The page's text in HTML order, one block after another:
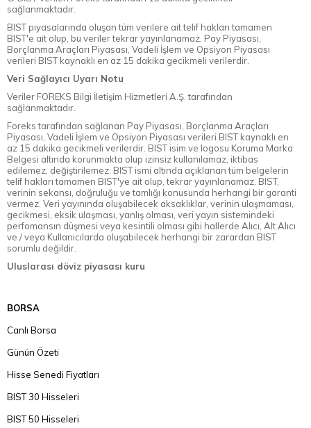
sağlanmaktadır.
BIST piyasalarında oluşan tüm verilere ait telif hakları tamamen
BIST'e ait olup, bu veriler tekrar yayınlanamaz. Pay Piyasası,
Borçlanma Araçları Piyasası, Vadeli İşlem ve Opsiyon Piyasası
verileri BIST kaynaklı en az 15 dakika gecikmeli verilerdir.
Veri Sağlayıcı Uyarı Notu
Veriler FOREKS Bilgi İletişim Hizmetleri A.Ş. tarafından
sağlanmaktadır.
Foreks tarafından sağlanan Pay Piyasası, Borçlanma Araçları
Piyasası, Vadeli İşlem ve Opsiyon Piyasası verileri BIST kaynaklı en
az 15 dakika gecikmeli verilerdir. BIST isim ve logosu Koruma Marka
Belgesi altında korunmakta olup izinsiz kullanılamaz, iktibas
edilemez, değiştirilemez. BIST ismi altında açıklanan tüm belgelerin
telif hakları tamamen BIST'ye ait olup, tekrar yayınlanamaz. BIST,
verinin sekansı, doğruluğu ve tamlığı konusunda herhangi bir garanti
vermez. Veri yayınında oluşabilecek aksaklıklar, verinin ulaşmaması,
gecikmesi, eksik ulaşması, yanlış olması, veri yayın sistemindeki
perfomansın düşmesi veya kesintili olması gibi hallerde Alıcı, Alt Alıcı
ve / veya Kullanıcılarda oluşabilecek herhangi bir zarardan BIST
sorumlu değildir.
Uluslarası döviz piyasası kuru
BORSA
Canlı Borsa
Günün Özeti
Hisse Senedi Fiyatları
BIST 30 Hisseleri
BIST 50 Hisseleri